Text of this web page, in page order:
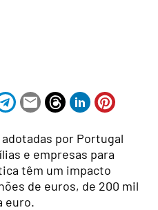
por Portugal
e empresas para
têm um impacto
de euros, de 200 mil
euro.